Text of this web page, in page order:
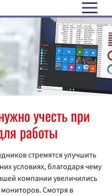
open
учесть при
работы
стремятся улучшить
условиях, благодаря чему
компании увеличились
Смотря в